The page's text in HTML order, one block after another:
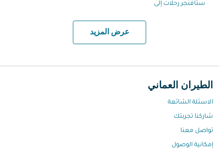
ستافنجر رحلات إلى
عرض المزيد
الطيران العماني
الاسئلة الشائعة
شاركنا تجربتك
تواصل معنا
إمكانية الوصول